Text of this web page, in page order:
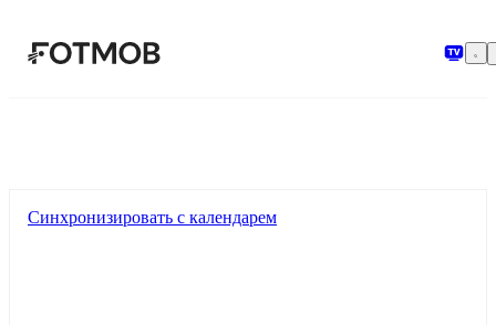
Синхронизировать с календарем